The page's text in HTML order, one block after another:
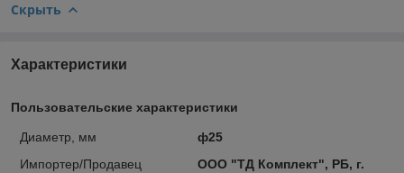
Скрыть
Характеристики
Пользовательские характеристики
Диаметр, мм
ф25
Импортер/Продавец
ООО "ТД Комплект", РБ, г.